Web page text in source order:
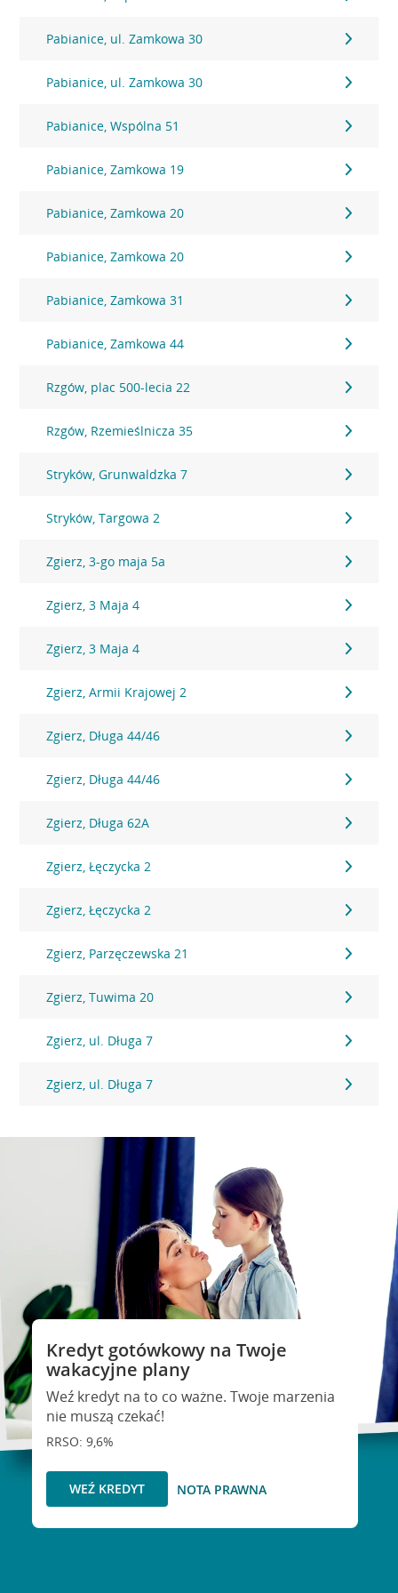
Pabianice, ul. Zamkowa 30
Pabianice, ul. Zamkowa 30
Pabianice, Wspólna 51
Pabianice, Zamkowa 19
Pabianice, Zamkowa 20
Pabianice, Zamkowa 20
Pabianice, Zamkowa 31
Pabianice, Zamkowa 44
Rzgów, plac 500-lecia 22
Rzgów, Rzemieślnicza 35
Stryków, Grunwaldzka 7
Stryków, Targowa 2
Zgierz, 3-go maja 5a
Zgierz, 3 Maja 4
Zgierz, 3 Maja 4
Zgierz, Armii Krajowej 2
Zgierz, Długa 44/46
Zgierz, Długa 44/46
Zgierz, Długa 62A
Zgierz, Łęczycka 2
Zgierz, Łęczycka 2
Zgierz, Parzęczewska 21
Zgierz, Tuwima 20
Zgierz, ul. Długa 7
Zgierz, ul. Długa 7
Kredyt gotówkowy na Twoje
wakacyjne plany
Weź kredyt na to co ważne. Twoje marzenia
nie muszą czekać!
RRSO: 9,6%
WEŹ KREDYT NOTA PRAWNA